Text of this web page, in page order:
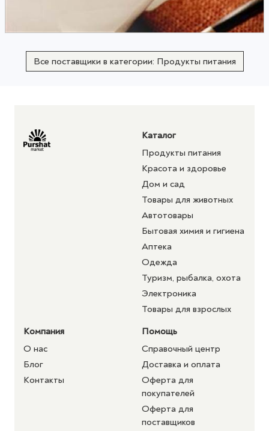
Все поставщики в категории: Продукты питания
Каталог
Продукты питания
Красота и здоровье
Дом и сад
Товары для животных
Автотовары
Бытовая химия и гигиена
Аптека
Одежда
Туризм, рыбалка, охота
Электроника
Товары для взрослых
Компания
О нас
Блог
Контакты
Помощь
Справочный центр
Доставка и оплата
Оферта для
покупателей
Оферта для
поставщиков